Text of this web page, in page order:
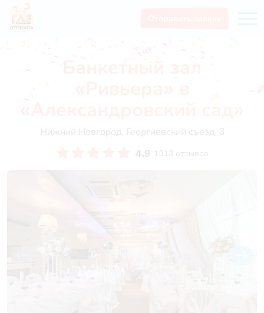
Банкетный зал
Нижний Новгород, Георгиевский съезд, 3
4.9 1313 отзывов